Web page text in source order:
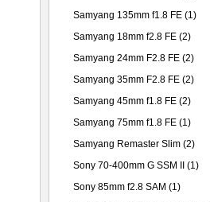
Samyang 135mm f1.8 FE (1)
Samyang 18mm f2.8 FE (2)
Samyang 24mm F2.8 FE (2)
Samyang 35mm F2.8 FE (2)
Samyang 45mm f1.8 FE (2)
Samyang 75mm f1.8 FE (1)
Samyang Remaster Slim (2)
Sony 70-400mm G SSM II
(1)
Sony 85mm f2.8 SAM (1)